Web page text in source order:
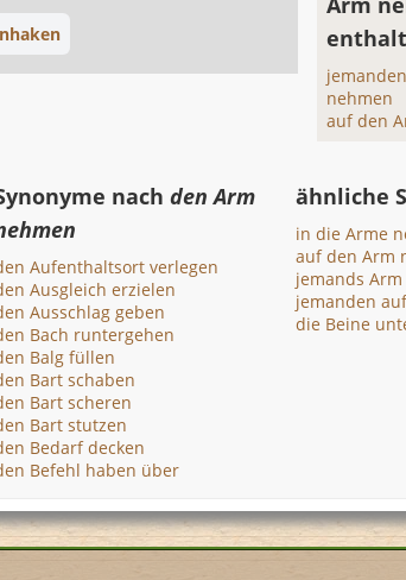
nehmen
auf den
nachden Arm
Aufenthaltsort verlegen
Ausgleich erzielen
Ausschlag geben
Bach runtergehen
Balg füllen
Bart schaben
Bart scheren
Bart stutzen
Bedarf decken
Befehl haben über
ähnliche
in die Arme
auf den Arm
jemands
jemanden
die Beine